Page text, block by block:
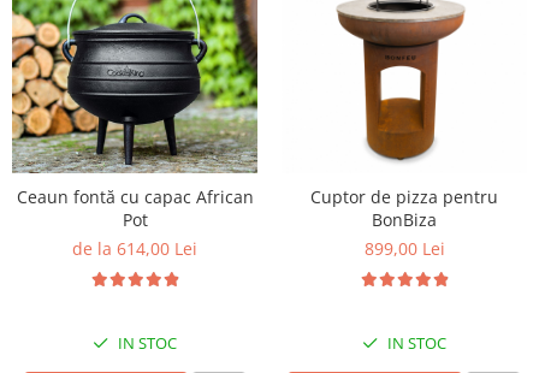
Ceaun fontă cu capac African
Pot
de la 614,00 Lei
IN STOC
Cuptor de pizza pentru
BonBiza
899,00 Lei
IN STOC